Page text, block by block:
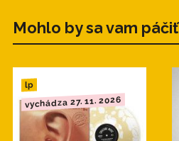
Mohlo by sa vam páčiť
lp
vychádza 27. 11. 2026